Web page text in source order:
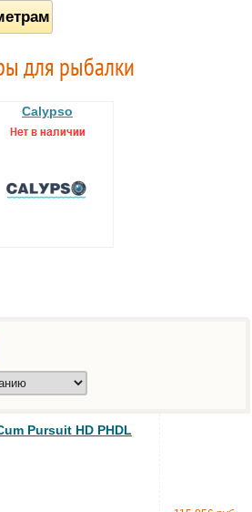
для рыбалки
Calypso
Pursuit HD PHDL